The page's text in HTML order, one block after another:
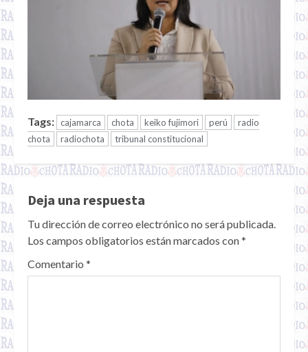
Tags: cajamarca chota keiko fujimori perú
radio
chota
radiochota tribunal constitucional
Deja una respuesta
Tu dirección de correo electrónico no será publicada.
Los campos obligatorios están marcados con*
Comentario *